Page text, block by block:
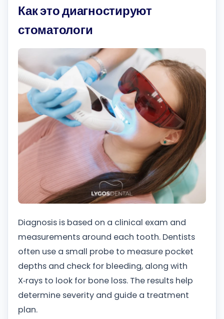
Как это диагностируют
стоматологи
Diagnosis is based on a clinical exam and
measurements around each tooth. Dentists
often use a small probe to measure pocket
depths and check for bleeding, along with
X‑rays to look for bone loss. The results help
determine severity and guide a treatment
plan.